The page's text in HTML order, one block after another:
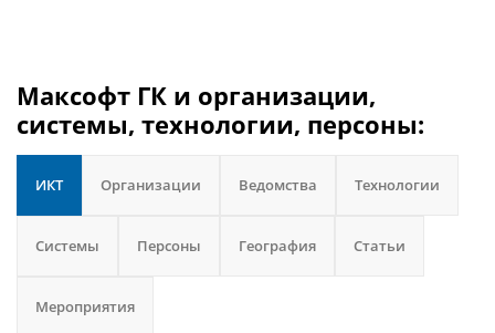
Максофт ГК и организации,
системы, технологии, персоны:
ИКТ Организации Ведомства Технологии
Системы Персоны География Статьи
Мероприятия